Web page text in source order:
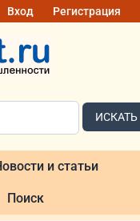
Вход Регистрация
ИСКАТЬ
и статьи
Поиск